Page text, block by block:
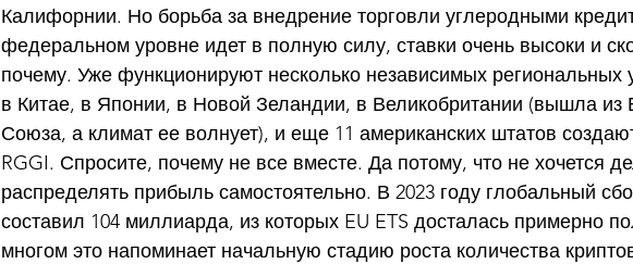
Калифорнии. Но борьба за внедрение торговли углеродными
федеральном уровне идет в полную силу, ставки очень высоки и
почему. Уже функционируют несколько независимых региональных
в Китае, в Японии, в Новой Зеландии, в Великобритании (вышла из
Союза, а климат ее волнует), и еще 11 американских штатов
RGGI. Спросите, почему не все вместе. Да потому, что не хочется
распределять прибыль самостоятельно. В 2023 году глобальный
составил 104 миллиарда, из которых EU ETS досталась примерно
многом это напоминает начальную стадию роста количества